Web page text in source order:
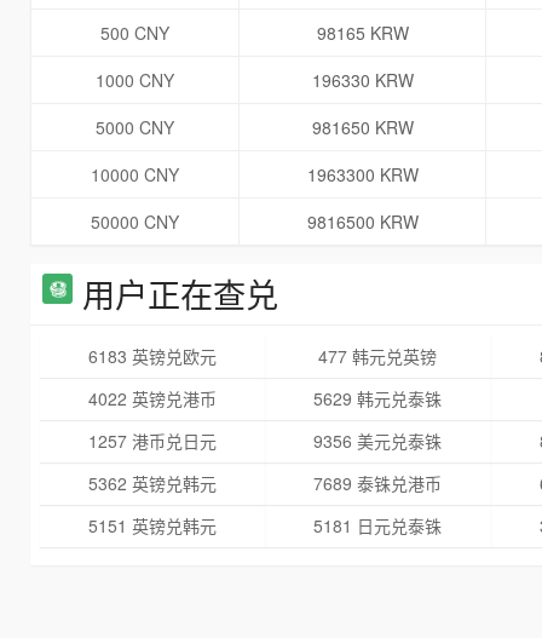
500 CNY
98165 KRW
1000 CNY
196330 KRW
5000 CNY
981650 KRW
10000 CNY
1963300 KRW
50000 CNY
9816500 KRW
用户正在查兑
6183 英镑兑欧元 477 韩元兑英镑
4022 英镑兑港币
5629 韩元兑泰铢
1257 港币兑日元
9356 美元兑泰铢
5362 英镑兑韩元
7689 泰铢兑港币
5151 英镑兑韩元
5181 日元兑泰铢